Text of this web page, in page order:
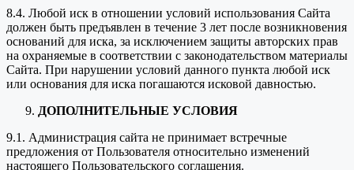
8.4. Любой иск в отношении условий использования Сайта
должен быть предъявлен в течение 3 лет после возникновения
оснований для иска, за исключением защиты авторских прав
на охраняемые в соответствии с законодательством материалы
Сайта. При нарушении условий данного пункта любой иск
или основания для иска погашаются исковой давностью.
ДОПОЛНИТЕЛЬНЫЕ УСЛОВИЯ
9.1. Администрация сайта не принимает встречные
предложения от Пользователя относительно изменений
настоящего Пользовательского соглашения.